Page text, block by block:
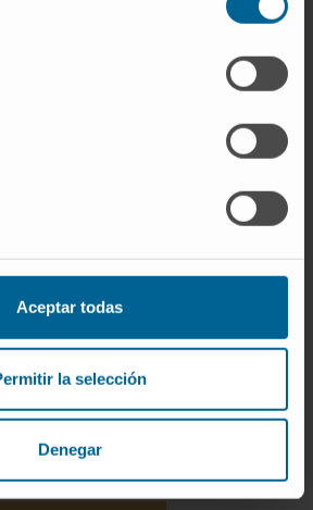
Aceptar todas
la selección
Denegar
a nuestra comunidad!